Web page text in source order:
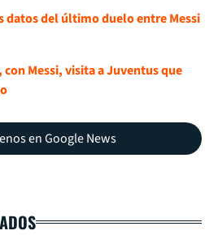
datos del último duelo entre Messi
Messi, visita a Juventus que
en Google News